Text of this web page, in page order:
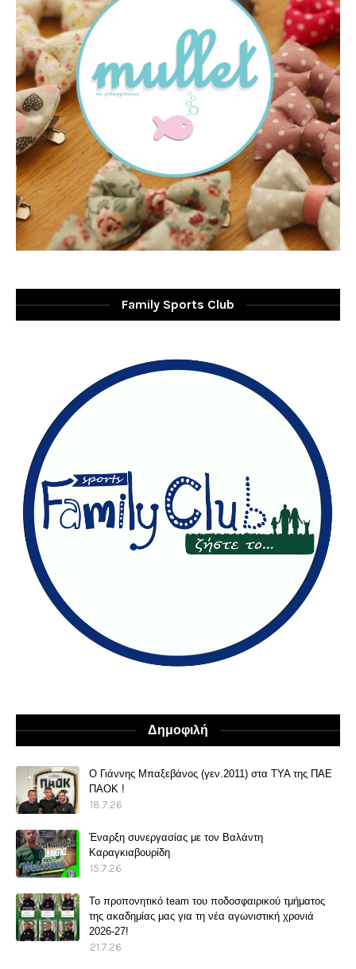
Family Sports Club
Δημοφιλή
O Γιάννης Μπαξεβάνος (γεν.2011) στα ΤΥΑ της ΠΑΕ
ΠΑΟΚ !
18.7.26
Έναρξη συνεργασίας με τον Βαλάντη
Καραγκιαβουρίδη
15.7.26
Το προπονητικό team του ποδοσφαιρικού τμήματος
της ακαδημίας μας για τη νέα αγωνιστική χρονιά
2026-27!
21.7.26